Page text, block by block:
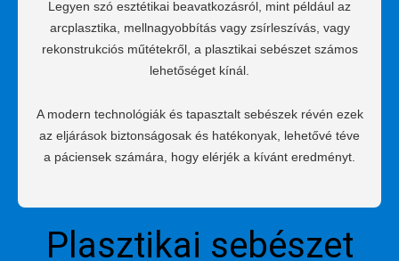
Legyen szó esztétikai beavatkozásról, mint például az
arcplasztika, mellnagyobbítás vagy zsírleszívás, vagy
rekonstrukciós műtétekről, a plasztikai sebészet számos
lehetőséget kínál.
A modern technológiák és tapasztalt sebészek révén ezek
az eljárások biztonságosak és hatékonyak, lehetővé téve
a páciensek számára, hogy elérjék a kívánt eredményt.
Plasztikai sebészet